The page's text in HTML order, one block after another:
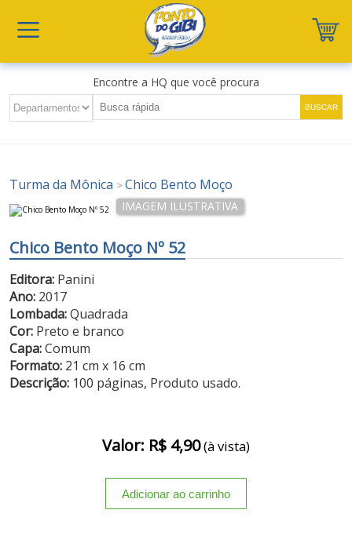
Encontre a HQ que você procura
Turma da Mônica >Chico Bento Moço
Chico Bento Moço Nº 52
Editora: Panini
Ano: 2017
Lombada:Quadrada
Cor: Preto e branco
Capa:Comum
Formato: 21 cm x 16 cm
Descrição: 100 páginas, Produto usado.
Valor: R$ 4,90(à vista)